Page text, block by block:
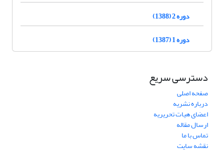
دوره 2 (1388)
دوره 1 (1387)
دسترسی سریع
صفحه اصلی
درباره نشریه
اعضای هیات تحریریه
ارسال مقاله
تماس با ما
نقشه سایت